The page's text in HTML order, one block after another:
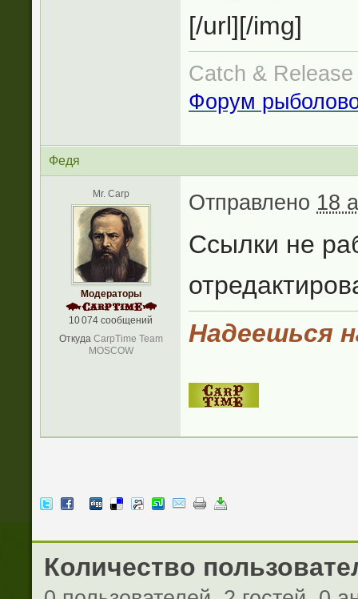
[/url][/img]
Catch & Release
Форум
Федя
Mr. Carp
Модераторы
10 074 сообщений
Откуда CarpTime Team
MOSCOW
Отправлено 18
Ссылки не
Надеешься
Количество